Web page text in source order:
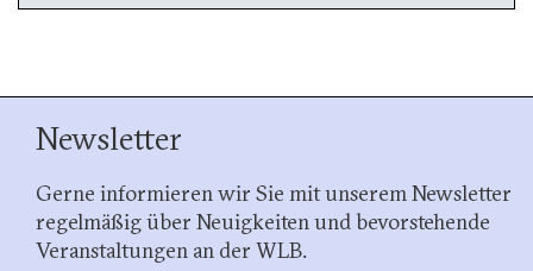
Newsletter
Gerne informieren wir Sie mit unserem Newsletter
regelmäßig über Neuigkeiten und bevorstehende
Veranstaltungen an der WLB.